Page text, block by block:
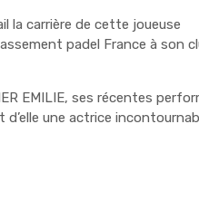
la carrière de cette joueuse
padel France à son
EMILIE, ses récentes
une actrice